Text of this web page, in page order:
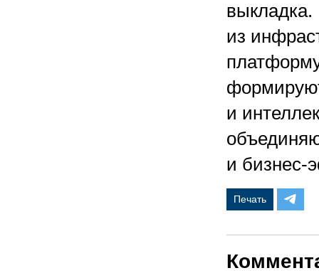
из
и
и бизнес-
Печать